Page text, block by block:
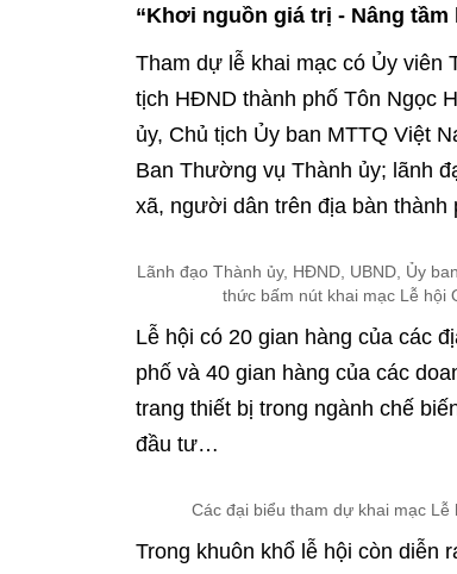
“Khơi nguồn giá trị - Nâng tầm
Tham dự lễ khai mạc có Ủy
tịch HĐND thành phố Tôn Ngọc
ủy, Chủ tịch Ủy ban MTTQ Việt
Ban Thường vụ Thành ủy; lãnh
xã, người dân trên địa bàn thành
Lãnh đạo Thành ủy, HĐND, UBND, Ủy
thức bấm nút khai mạc Lễ hội
Lễ hội có 20 gian hàng của các
phố và 40 gian hàng của các
trang thiết bị trong ngành chế
đầu tư…
Các đại biểu tham dự khai mạc
Trong khuôn khổ lễ hội còn diễn